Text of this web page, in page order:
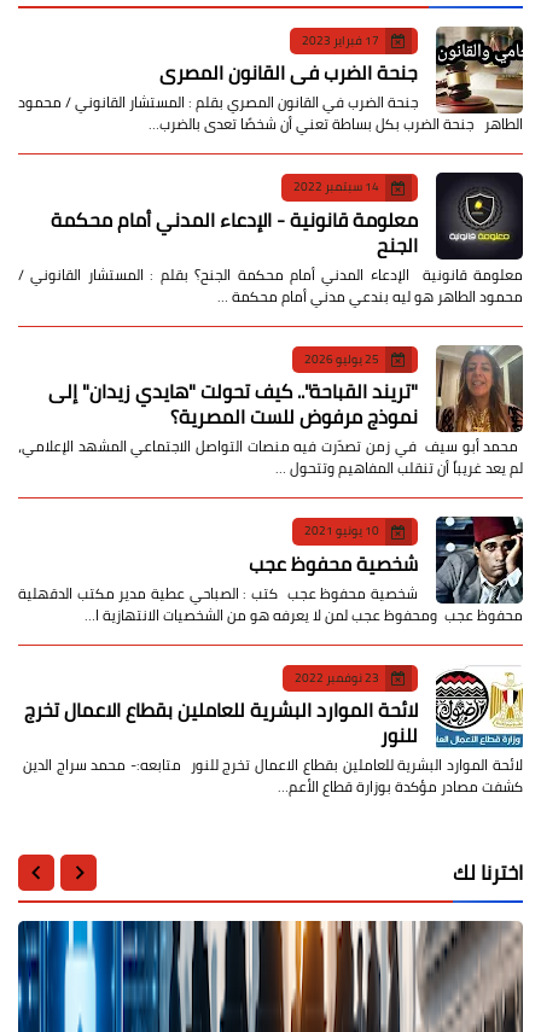
17 فبراير 2023
جنحة الضرب في القانون المصري
جنحة الضرب في القانون المصري بقلم : المستشار القانوني / محمود
الطاهر جنحة الضرب بكل بساطة تعني أن شخصًا تعدى بالضرب…
14 سبتمبر 2022
معلومة قانونية - الإدعاء المدني أمام محكمة
الجنح
معلومة قانونية الإدعاء المدني أمام محكمة الجنح؟ بقلم : المستشار القانوني /
محمود الطاهر هو ليه بندعي مدني أمام محكمة …
25 يوليو 2026
​"تريند القباحة".. كيف تحولت "هايدي زيدان" إلى
نموذج مرفوض للست المصرية؟
​ محمد أبو سيف ​في زمن تصدّرت فيه منصات التواصل الاجتماعي المشهد الإعلامي،
لم يعد غريباً أن تنقلب المفاهيم وتتحول …
10 يونيو 2021
شخصية محفوظ عجب
شخصية محفوظ عجب كتب : الصباحي عطية مدير مكتب الدقهلية
محفوظ عجب ومحفوظ عجب لمن لا يعرفه هو من الشخصيات الانتهازية ا…
23 نوفمبر 2022
لائحة الموارد البشرية للعاملين بقطاع الاعمال تخرج
للنور
لائحة الموارد البشرية للعاملين بقطاع الاعمال تخرج للنور متابعه:- محمد سراج الدين
كشفت مصادر مؤكدة بوزارة قطاع الأعم…
اخترنا لك